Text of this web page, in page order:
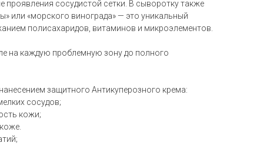
проявления сосудистой сетки. В сыворотку также
или «морского винограда» — это уникальный
полисахаридов, витаминов и микроэлементов.
на каждую проблемную зону до полного
защитного Антикуперозного крема:
сосудов;
кожи;